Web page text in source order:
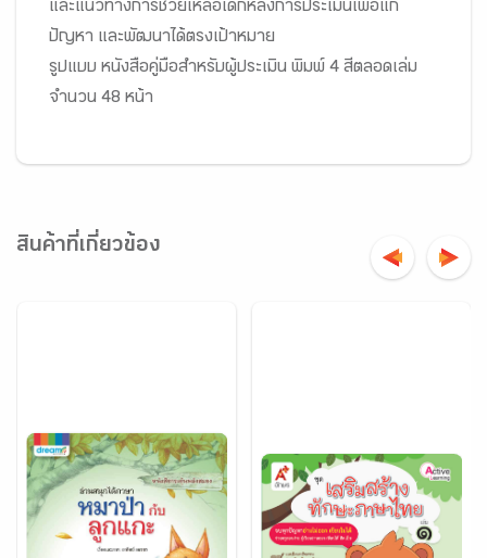
และแนวทางการช่วยเหลือเด็กหลังการประเมินเพื่อแก้
ปัญหา และพัฒนาได้ตรงเป้าหมาย
รูปแบบ หนังสือคู่มือสำหรับผู้ประเมิน พิมพ์ 4 สีตลอดเล่ม
จำนวน 48 หน้า
สินค้าที่เกี่ยวข้อง